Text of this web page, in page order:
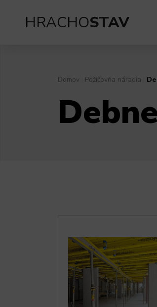
HRACHOSTAV
Domov Požičovňa náradia